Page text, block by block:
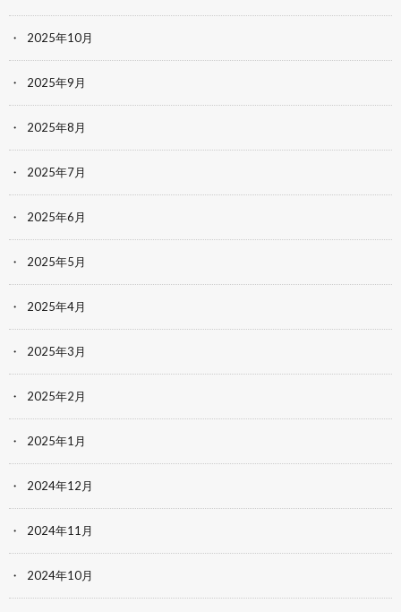
2025年10月
2025年9月
2025年8月
2025年7月
2025年6月
2025年5月
2025年4月
2025年3月
2025年2月
2025年1月
2024年12月
2024年11月
2024年10月